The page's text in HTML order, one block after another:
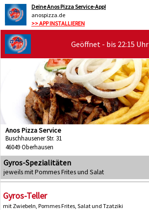
Deine Anos Pizza Service-App!
anospizza.de
>> APP INSTALLIEREN
Geöffnet - bis 22:15 Uhr
Anos Pizza Service
Buschhausener Str. 31
46049 Oberhausen
Gyros-Spezialitäten
jeweils mit Pommes Frites und Salat
Gyros-Teller
mit Zwiebeln, Pommes Frites, Salat und Tzatziki